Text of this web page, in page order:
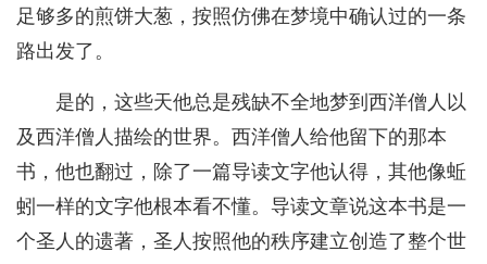
足够多的煎饼大葱，按照仿佛在梦境中确认过的一条
路出发了。
是的，这些天他总是残缺不全地梦到西洋僧人以
及西洋僧人描绘的世界。西洋僧人给他留下的那本
书，他也翻过，除了一篇导读文字他认得，其他像蚯
蚓一样的文字他根本看不懂。导读文章说这本书是一
个圣人的遗著，圣人按照他的秩序建立创造了整个世